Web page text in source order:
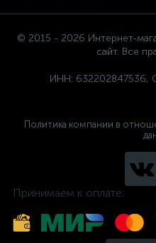
© 2015 - 2026 Интернет-
сайт. Все
ИНН: 632202847536,
Политика компании в
Принимаем к оплате: